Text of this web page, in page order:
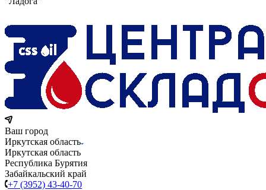
Ваш город
Иркутская область
Иркутская область
Республика Бурятия
Забайкальский край
+7 (3952) 43-40-70